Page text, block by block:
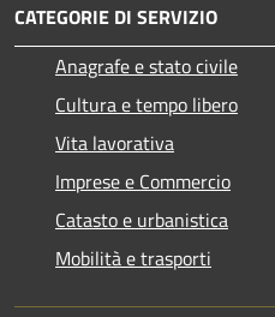
CATEGORIE DI SERVIZIO
Anagrafe e stato civile
Cultura e tempo libero
Vita lavorativa
Imprese e Commercio
Catasto e urbanistica
Mobilità e trasporti